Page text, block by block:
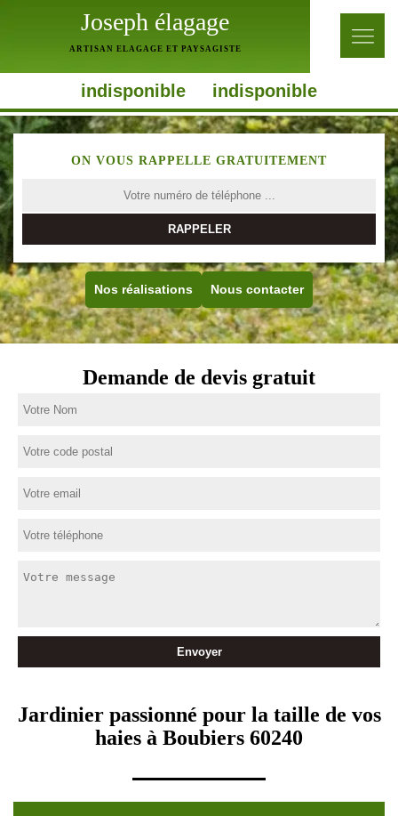
Joseph élagage
ARTISAN ELAGAGE ET PAYSAGISTE
indisponible indisponible
ON VOUS RAPPELLE GRATUITEMENT
Nos réalisations Nous contacter
Demande de devis gratuit
Jardinier passionné pour la taille de vos
haies à Boubiers 60240